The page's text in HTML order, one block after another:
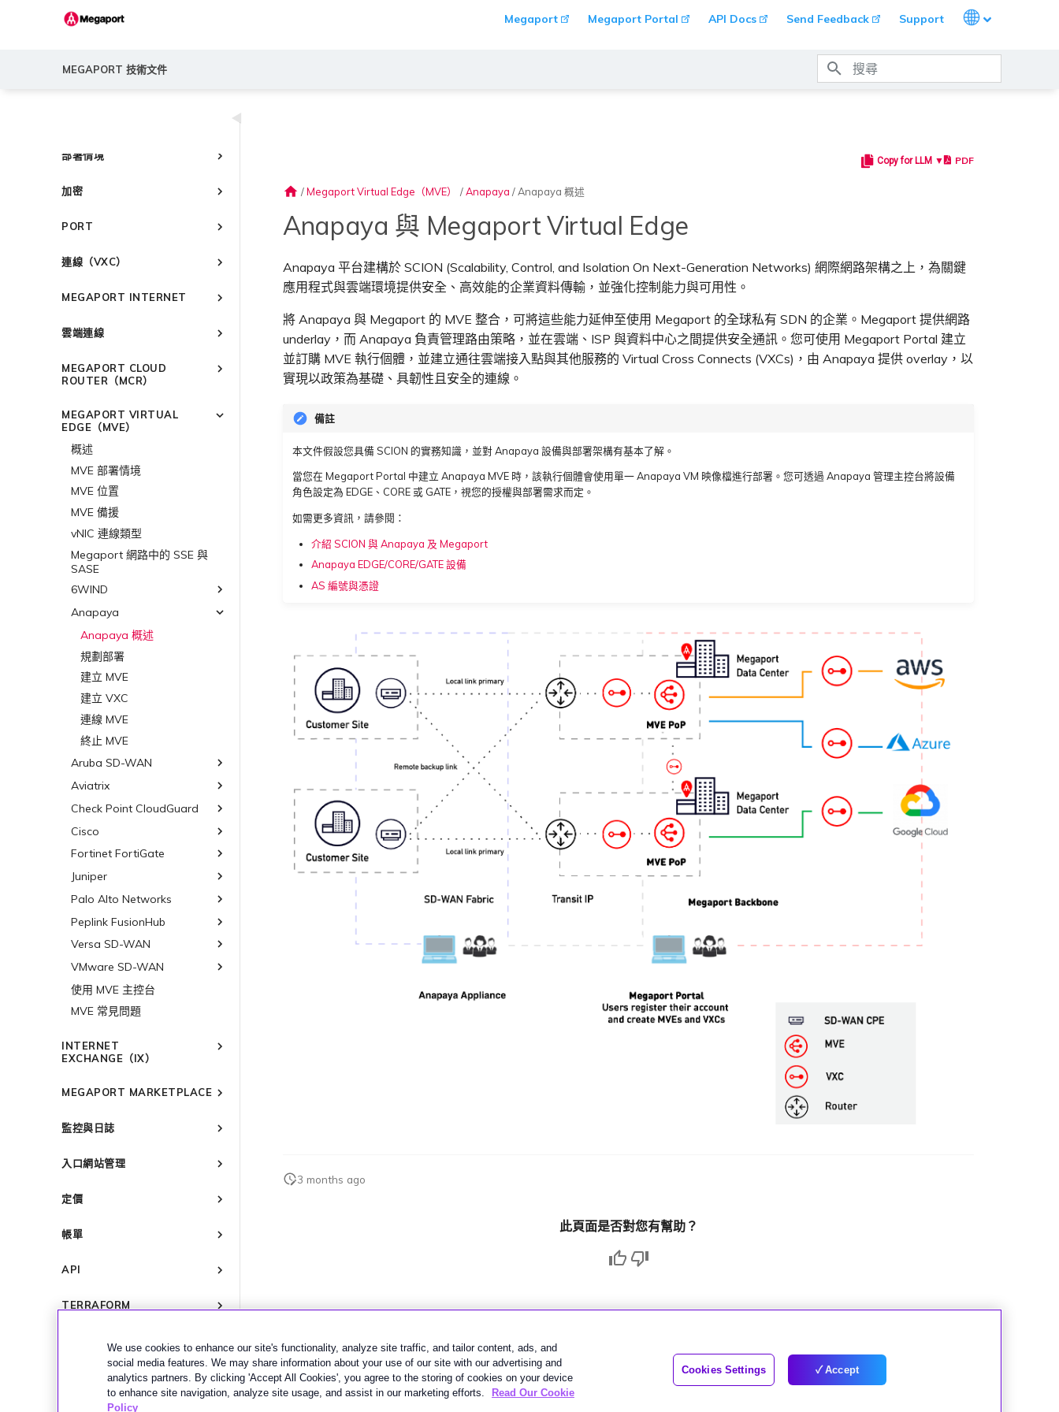
Megaport Megaport Portal API Docs Send Feedback Support Languages
MEGAPORT 技術文件
◀
快速開始
設定 Megaport 帳戶
建立帳戶
設定單一登入
邀請使用者加入帳戶
設定財務資訊
重設密碼
瞭解服務頁面
瞭解位置資訊
位置 ID
合作夥伴代管帳戶
限制與配額
部署情境
常見多雲連線情境
使用 Megaport 解決方案實現
以服務供應商身分使用
Megaport API 管理連線
Megaport 全球網狀 WAN
加密
IPsec
高速跨雲加密
PORT
訂購交叉連接
訂購本地迴路
鏈路聚合群組（LAG）
將 Port 新增至 LAG
連線（VXC）
遷移 VXC
使用服務金鑰建立連線
設定 Q-in-Q
變更合約 VXC 的速率
關閉 VXC 以進行容錯移轉測試
終止 VXC
MEGAPORT INTERNET
路由指南
Port
MCR
終止 Megaport Internet 連線
雲端連線
Port
3DS Outscale
阿里雲專線接入
AWS Direct Connect
AWS 連線概述
託管 VIF
託管連線
專用連線
AWS 連線備援
AWS 公用連線
AWS 加密選項
AWS 上的 Salesforce
Hyperforce
AWS 上的 Snowflake
AWS Outposts Rack
AWS 常見問題
Azure ExpressRoute
ExpressRoute
ExpressRoute Direct
ExpressRoute Metro
Azure 連線備援
Azure 配對區域 - 高可用性
Cisco Webex
Cloudflare
Google Cloud
Google Cloud
Google 連線備援
IBM Cloud Direct Link
Latitude.sh
Oracle Cloud Infrastructure
OVHcloud
OVHcloud Connect
OVHcloud Connect Direct
Salesforce Express Connect
SAP
SAP HANA Enterprise
Cloud
AWS 上的 SAP
Azure 上的 SAP
Google Cloud 上的 SAP
VMware Cloud
AWS 上的 VMware Cloud
Azure VMware 解決方案
Wasabi
概述
3DS Outscale MCR 連線
阿里雲 MCR 連線
AWS Direct Connect
AWS MCR 連線
AWS Transit Gateway 跨
區域路由
Azure MCR 連線
DigitalOcean MCR 連線
Google MCR 連線
IBM Cloud Direct Link MCR
連線
OVHcloud MCR 連線
Salesforce MCR 連線
SAP HANA Enterprise Cloud
MVE
概述
Aruba SD-WAN
AWS Direct Connect
AWS MVE 連線
MVE 託管連線
MVE 託管 VIF
Azure MVE 連線
Google MVE 連線
其他 MVE 連線
Aviatrix
AWS Direct Connect
AWS MVE 連線
MVE 託管連線
Azure MVE 連線
Google MVE 連線
其他 MVE 連線
Cisco SD-WAN
AWS MVE 連線
Azure MVE 連線
Google MVE 連線
其他 MVE 連線
Fortinet FortiGate
AWS Direct Connect
MVE 託管 VIF
其他 MVE 連線
Palo Alto Networks
MVE 託管連線
MVE 託管 VIF
Google MVE 連線
其他 MVE 連線
MVE 託管連線
Google MVE 連線
AWS MVE 連線
Azure MVE 連線
Google MVE 連線
其他 MVE 連線
檢視連線設定
MEGAPORT CLOUD
ROUTER（MCR）
MCR 進階 VLAN 與路由功能
MCR 備援
建立 MCR
建立 MCR VXC
設定 MCR
使用封包過濾
在 MCR 中使用 IPsec
MCR 路由管理
路由過濾
路由通告
路由彙總
設定 BGP 進階設定
MCR Looking Glass（路由診
斷）
MCR 的 NAT 運作原理
MCR 私有雲端互聯
終止 MCR
MEGAPORT VIRTUAL
EDGE（MVE）
概述
MVE 部署情境
MVE 位置
MVE 備援
vNIC 連線類型
Megaport 網路中的 SSE 與
SASE
6WIND
6WIND 概述
6WIND 授權網路功能
規劃部署
建立 MVE
建立 VXC
連線 MVE
終止 MVE
Anapaya
Anapaya 概述
規劃部署
建立 MVE
建立 VXC
連線 MVE
終止 MVE
Aruba SD-WAN
Aruba SD-WAN 概述
規劃部署
建立 MVE
建立 MVE 概述
使用系統標籤建立 MVE
手動建立 MVE
建立 VXC
連線 MVE
終止 MVE
Aviatrix
Aviatrix Secure Edge 概述
規劃部署
建立 MVE
建立 VXC
連線 MVE
Check Point CloudGuard
Check Point CloudGuard 概
建立 MVE
連線 MVE
終止 MVE
Cisco
Cisco MVE 概述
規劃部署
建立 MVE
建立 MVE 概述
建立路由型 MVE
建立 SD-WAN MVE
使用 Cisco Meraki 建立
MVE
使用 Cisco Secure Firewall
立 MVE
建立 VXC
連線 MVE
將 MPLS 與 SDCI 整合
終止 MVE
Fortinet FortiGate
Fortinet FortiGate 概述
規劃部署
建立 MVE
建立 VXC
連線 MVE
終止 MVE
基於 FGSP 設定 Fortinet 防
火牆高可用性
Juniper
Juniper MVE 概述
規劃部署
建立 MVE
使用 Juniper SSR 建立 MVE
建立 VXC
連線 MVE
終止 MVE
Palo Alto Networks
VM-Series Firewall
Palo Alto Networks VM-
連線 MVE
終止 MVE
設定 Palo Alto Networks
高可用性
Prisma SD-WAN
Palo Alto Networks
Prisma MVE 概述
規劃部署
建立 VXC
連線 MVE
終止 MVE
Peplink FusionHub
Peplink FusionHub 概述
規劃部署
建立 MVE
建立 VXC
終止 MVE
Versa SD-WAN
Versa SD-WAN 概述
規劃部署
建立 MVE
連線 MVE
VMware SD-WAN
VMware SD-WAN 概述
規劃部署
建立 VXC
終止 MVE
使用 MVE 主控台
MVE 常見問題
INTERNET
EXCHANGE（IX）
備援
設定 IX
加入 IX
France-IX 連線
編輯 IX
關閉 IX
IX 工具與功能
由診斷）
MEGAPORT MARKETPLACE
建立個人檔案
申請連線
Marketplace 常見問題
監控與日誌
Internet 和 IX
監控 MVE
監控服務狀態
入口網站管理
理員設定
設定電子郵件通知
更新公司資訊
管理 Megaport Marketplace
新增和修改使用者
管理使用者角色
管理安全設定
檢視作業日誌
定價
Port 定價與合約條款
VXC 定價與合約條款
條款
MCR 定價與合約條款
MVE 定價與合約條款
帳單
啟用計費市場
指派財務角色
信用卡付款
瞭解 Megaport 帳單
客戶現場服務
下載帳單
API
建立 API 金鑰
建立 Port
建立服務金鑰
建立 VXC
TERRAFORM
快速開始
建立 Megaport Terraform
Provider 設定檔
使用 Megaport Terraform
啟用 Port
Port 與 VXC
Copy for LLM ▼ PDF
home / Megaport Virtual Edge（MVE） / Anapaya /Anapaya 概述
Anapaya 與 Megaport Virtual Edge
Anapaya 平台建構於 SCION (Scalability, Control, and Isolation On Next-Generation Networks) 網際網路架構之上，為關鍵
應用程式與雲端環境提供安全、高效能的企業資料傳輸，並強化控制能力與可用性。
將 Anapaya 與 Megaport 的 MVE 整合，可將這些能力延伸至使用 Megaport 的全球私有 SDN 的企業。Megaport 提供網路
underlay，而 Anapaya 負責管理路由策略，並在雲端、ISP 與資料中心之間提供安全通訊。您可使用 Megaport Portal 建立
並訂購 MVE 執行個體，並建立通往雲端接入點與其他服務的 Virtual Cross Connects (VXCs)，由 Anapaya 提供 overlay，以
實現以政策為基礎、具韌性且安全的連線。
備註
本文件假設您具備 SCION 的實務知識，並對 Anapaya 設備與部署架構有基本了解。
當您在 Megaport Portal 中建立 Anapaya MVE 時，該執行個體會使用單一 Anapaya VM 映像檔進行部署。您可透過 Anapaya 管理主控台將設備
角色設定為 EDGE、CORE 或 GATE，視您的授權與部署需求而定。
如需更多資訊，請參閱：
介紹 SCION 與 Anapaya 及 Megaport
Anapaya EDGE/CORE/GATE 設備
AS 編號與憑證
3 months ago
此頁面是否對您有幫助？
We use cookies to enhance our site's functionality, analyze site traffic, and tailor content, ads, and
social media features. We may share information about your use of our site with our advertising and
analytics partners. By clicking 'Accept All Cookies', you agree to the storing of cookies on your device
to enhance site navigation, analyze site usage, and assist in our marketing efforts.
Read Our Cookie
Policy
Cookies Settings Accept